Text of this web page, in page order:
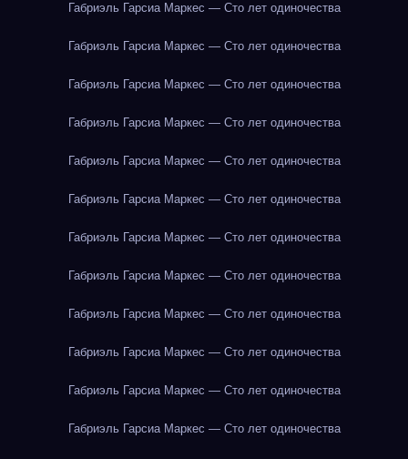
Габриэль Гарсиа Маркес — Сто лет одиночества
Габриэль Гарсиа Маркес — Сто лет одиночества
Габриэль Гарсиа Маркес — Сто лет одиночества
Габриэль Гарсиа Маркес — Сто лет одиночества
Габриэль Гарсиа Маркес — Сто лет одиночества
Габриэль Гарсиа Маркес — Сто лет одиночества
Габриэль Гарсиа Маркес — Сто лет одиночества
Габриэль Гарсиа Маркес — Сто лет одиночества
Габриэль Гарсиа Маркес — Сто лет одиночества
Габриэль Гарсиа Маркес — Сто лет одиночества
Габриэль Гарсиа Маркес — Сто лет одиночества
Габриэль Гарсиа Маркес — Сто лет одиночества